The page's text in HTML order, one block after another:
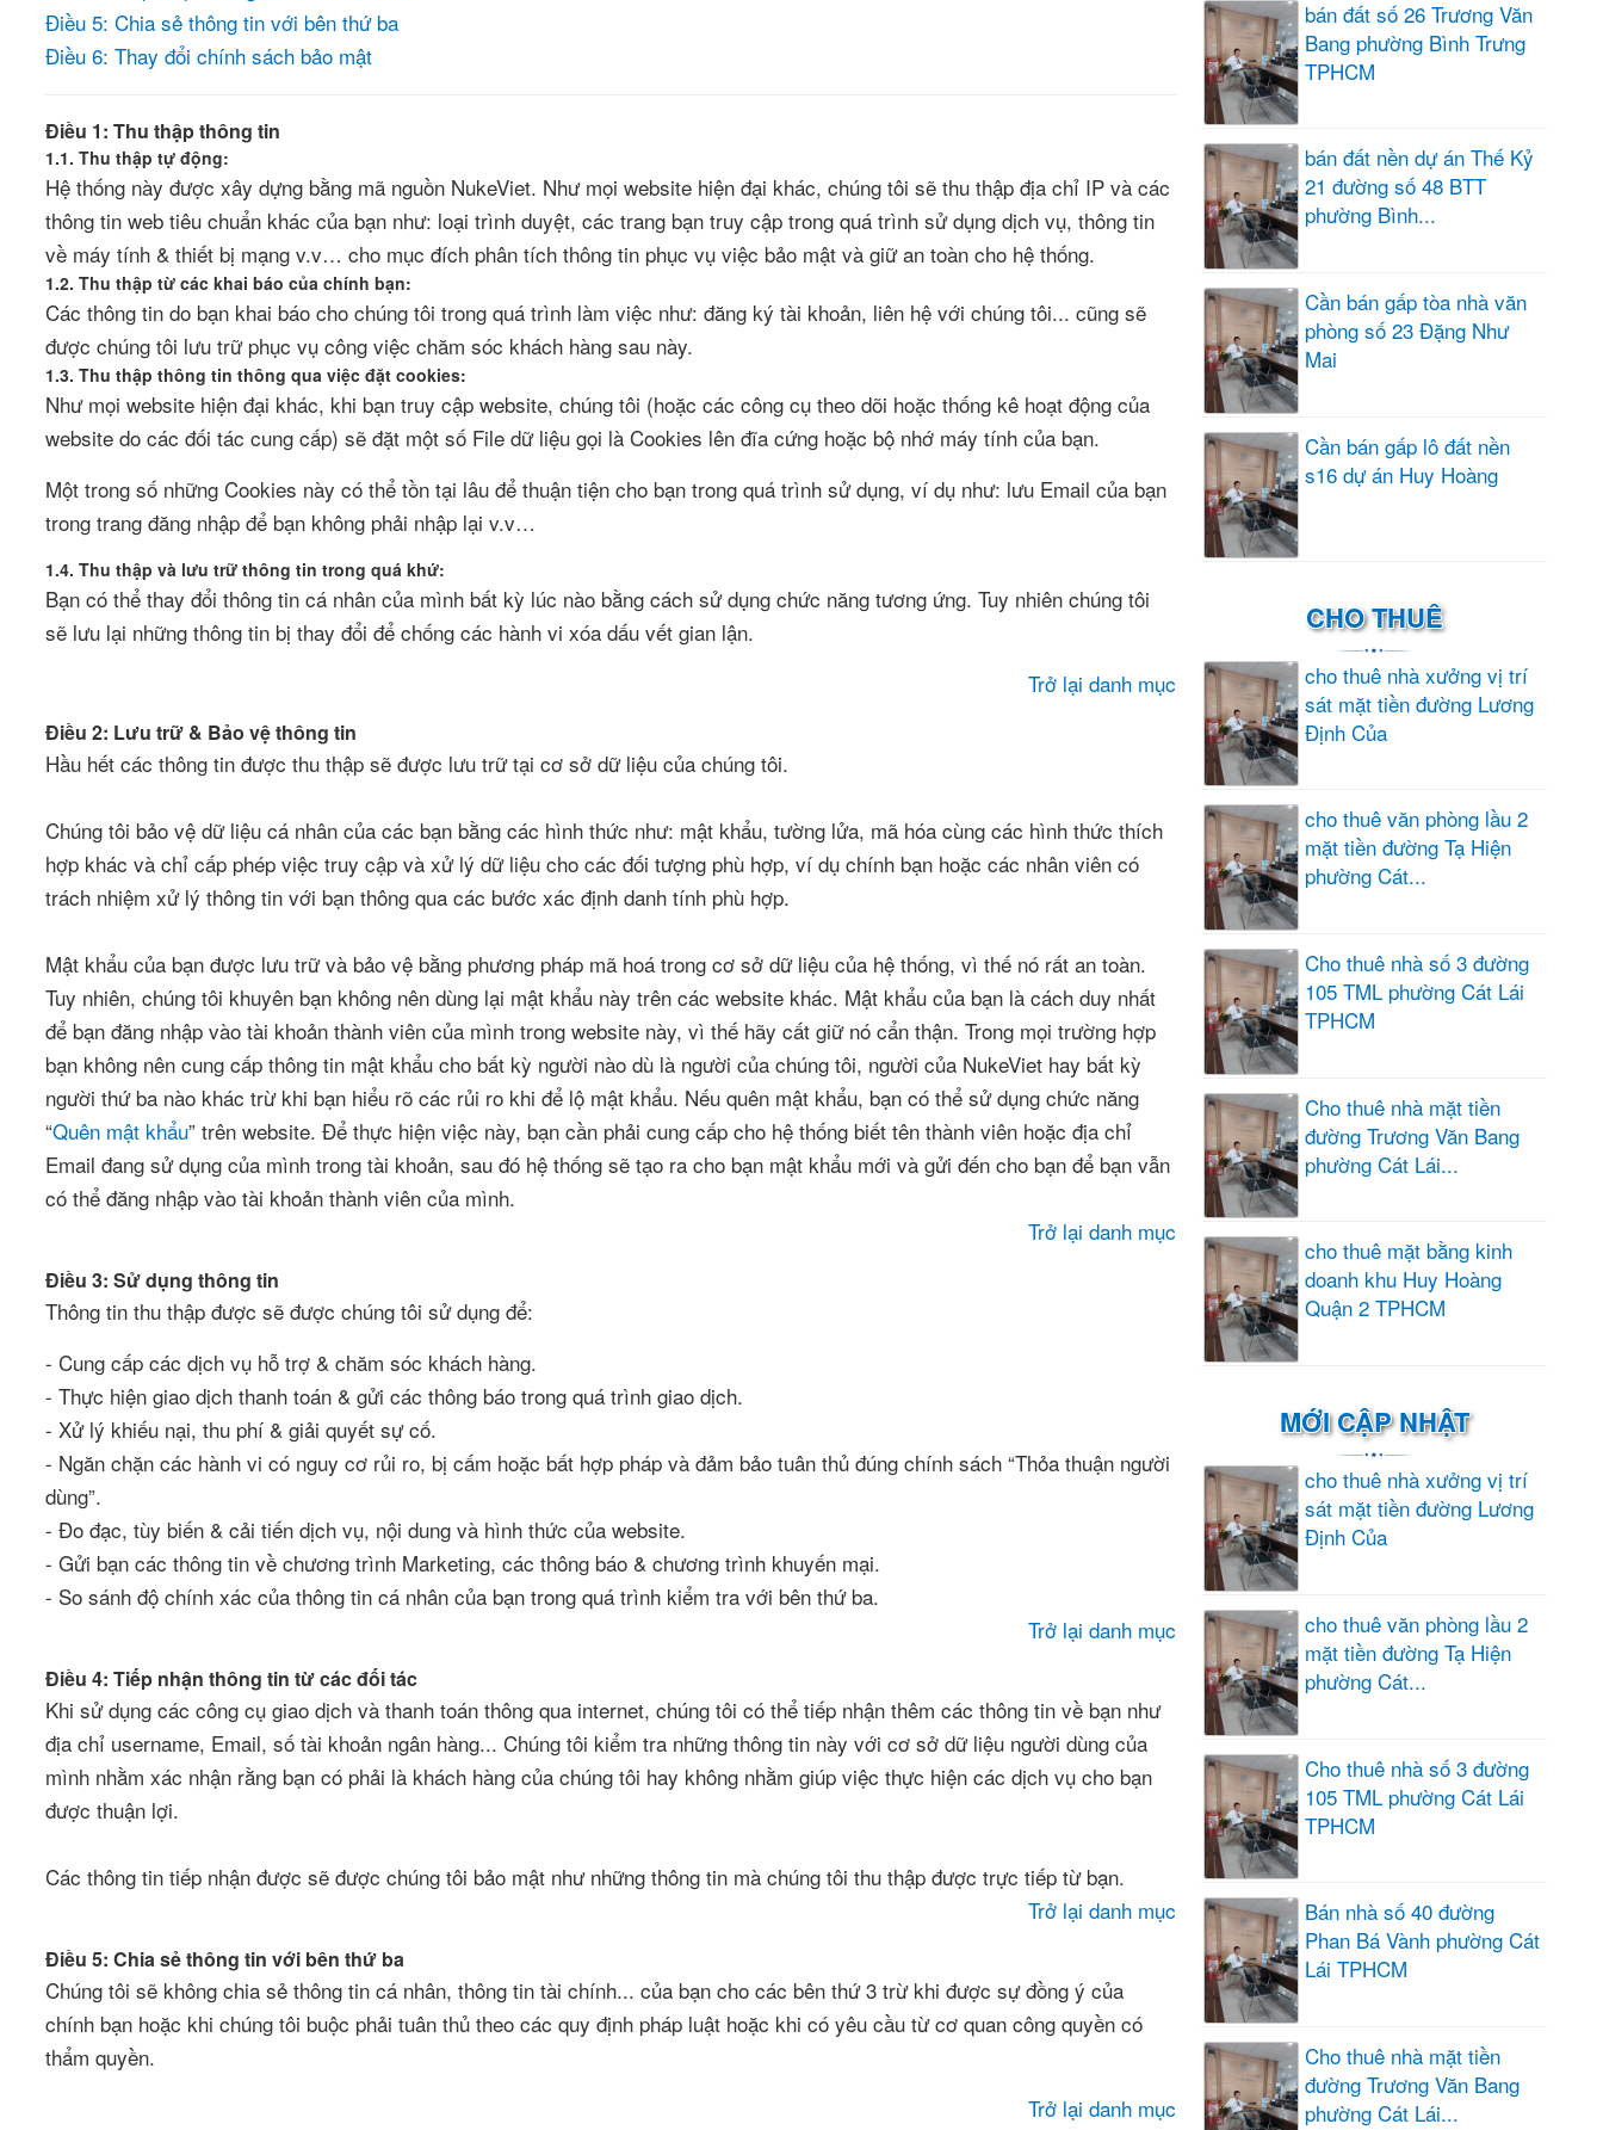
Điều 5: Chia sẻ thông tin với bên thứ ba
Điều 6: Thay đổi chính sách bảo mật
Điều 1: Thu thập thông tin
1.1. Thu thập tự động:
Hệ thống này được xây dựng bằng mã nguồn NukeViet. Như mọi website hiện đại khác, chúng tôi sẽ thu thập địa chỉ IP và các
thông tin web tiêu chuẩn khác của bạn như: loại trình duyệt, các trang bạn truy cập trong quá trình sử dụng dịch vụ, thông tin
về máy tính & thiết bị mạng v.v… cho mục đích phân tích thông tin phục vụ việc bảo mật và giữ an toàn cho hệ thống.
1.2. Thu thập từ các khai báo của chính bạn:
Các thông tin do bạn khai báo cho chúng tôi trong quá trình làm việc như: đăng ký tài khoản, liên hệ với chúng tôi... cũng sẽ
được chúng tôi lưu trữ phục vụ công việc chăm sóc khách hàng sau này.
1.3. Thu thập thông tin thông qua việc đặt cookies:
Như mọi website hiện đại khác, khi bạn truy cập website, chúng tôi (hoặc các công cụ theo dõi hoặc thống kê hoạt động của
website do các đối tác cung cấp) sẽ đặt một số File dữ liệu gọi là Cookies lên đĩa cứng hoặc bộ nhớ máy tính của bạn.
Một trong số những Cookies này có thể tồn tại lâu để thuận tiện cho bạn trong quá trình sử dụng, ví dụ như: lưu Email của bạn
trong trang đăng nhập để bạn không phải nhập lại v.v…
1.4. Thu thập và lưu trữ thông tin trong quá khứ:
Bạn có thể thay đổi thông tin cá nhân của mình bất kỳ lúc nào bằng cách sử dụng chức năng tương ứng. Tuy nhiên chúng tôi
sẽ lưu lại những thông tin bị thay đổi để chống các hành vi xóa dấu vết gian lận.
Trở lại danh mục
Điều 2: Lưu trữ & Bảo vệ thông tin
Hầu hết các thông tin được thu thập sẽ được lưu trữ tại cơ sở dữ liệu của chúng tôi.
Chúng tôi bảo vệ dữ liệu cá nhân của các bạn bằng các hình thức như: mật khẩu, tường lửa, mã hóa cùng các hình thức thích
hợp khác và chỉ cấp phép việc truy cập và xử lý dữ liệu cho các đối tượng phù hợp, ví dụ chính bạn hoặc các nhân viên có
trách nhiệm xử lý thông tin với bạn thông qua các bước xác định danh tính phù hợp.
Mật khẩu của bạn được lưu trữ và bảo vệ bằng phương pháp mã hoá trong cơ sở dữ liệu của hệ thống, vì thế nó rất an toàn.
Tuy nhiên, chúng tôi khuyên bạn không nên dùng lại mật khẩu này trên các website khác. Mật khẩu của bạn là cách duy nhất
để bạn đăng nhập vào tài khoản thành viên của mình trong website này, vì thế hãy cất giữ nó cẩn thận. Trong mọi trường hợp
bạn không nên cung cấp thông tin mật khẩu cho bất kỳ người nào dù là người của chúng tôi, người của NukeViet hay bất kỳ
người thứ ba nào khác trừ khi bạn hiểu rõ các rủi ro khi để lộ mật khẩu. Nếu quên mật khẩu, bạn có thể sử dụng chức năng
“Quên mật khẩu” trên website. Để thực hiện việc này, bạn cần phải cung cấp cho hệ thống biết tên thành viên hoặc địa chỉ
Email đang sử dụng của mình trong tài khoản, sau đó hệ thống sẽ tạo ra cho bạn mật khẩu mới và gửi đến cho bạn để bạn vẫn
có thể đăng nhập vào tài khoản thành viên của mình.
Trở lại danh mục
Điều 3: Sử dụng thông tin
Thông tin thu thập được sẽ được chúng tôi sử dụng để:
- Cung cấp các dịch vụ hỗ trợ & chăm sóc khách hàng.
- Thực hiện giao dịch thanh toán & gửi các thông báo trong quá trình giao dịch.
- Xử lý khiếu nại, thu phí & giải quyết sự cố.
- Ngăn chặn các hành vi có nguy cơ rủi ro, bị cấm hoặc bất hợp pháp và đảm bảo tuân thủ đúng chính sách “Thỏa thuận người
dùng”.
- Đo đạc, tùy biến & cải tiến dịch vụ, nội dung và hình thức của website.
- Gửi bạn các thông tin về chương trình Marketing, các thông báo & chương trình khuyến mại.
- So sánh độ chính xác của thông tin cá nhân của bạn trong quá trình kiểm tra với bên thứ ba.
Trở lại danh mục
Điều 4: Tiếp nhận thông tin từ các đối tác
Khi sử dụng các công cụ giao dịch và thanh toán thông qua internet, chúng tôi có thể tiếp nhận thêm các thông tin về bạn như
địa chỉ username, Email, số tài khoản ngân hàng... Chúng tôi kiểm tra những thông tin này với cơ sở dữ liệu người dùng của
mình nhằm xác nhận rằng bạn có phải là khách hàng của chúng tôi hay không nhằm giúp việc thực hiện các dịch vụ cho bạn
được thuận lợi.
Các thông tin tiếp nhận được sẽ được chúng tôi bảo mật như những thông tin mà chúng tôi thu thập được trực tiếp từ bạn.
Trở lại danh mục
Điều 5: Chia sẻ thông tin với bên thứ ba
Chúng tôi sẽ không chia sẻ thông tin cá nhân, thông tin tài chính... của bạn cho các bên thứ 3 trừ khi được sự đồng ý của
chính bạn hoặc khi chúng tôi buộc phải tuân thủ theo các quy định pháp luật hoặc khi có yêu cầu từ cơ quan công quyền có
thẩm quyền.
Trở lại danh mục
bán đất số 26 Trương Văn
Bang phường Bình Trưng
TPHCM
bán đất nền dự án Thế Kỷ
21 đường số 48 BTT
phường Bình...
Cần bán gấp tòa nhà văn
phòng số 23 Đặng Như
Mai
Cần bán gấp lô đất nền
s16 dự án Huy Hoàng
CHO THUÊ
cho thuê nhà xưởng vị trí
sát mặt tiền đường Lương
Định Của
cho thuê văn phòng lầu 2
mặt tiền đường Tạ Hiện
phường Cát...
Cho thuê nhà số 3 đường
105 TML phường Cát Lái
TPHCM
Cho thuê nhà mặt tiền
đường Trương Văn Bang
phường Cát Lái...
cho thuê mặt bằng kinh
doanh khu Huy Hoàng
Quận 2 TPHCM
MỚI CẬP NHẬT
cho thuê nhà xưởng vị trí
sát mặt tiền đường Lương
Định Của
cho thuê văn phòng lầu 2
mặt tiền đường Tạ Hiện
phường Cát...
Cho thuê nhà số 3 đường
105 TML phường Cát Lái
TPHCM
Bán nhà số 40 đường
Phan Bá Vành phường Cát
Lái TPHCM
Cho thuê nhà mặt tiền
đường Trương Văn Bang
phường Cát Lái...